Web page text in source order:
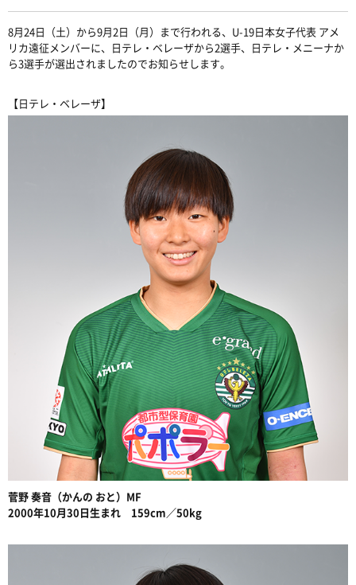
8月24日（土）から9月2日（月）まで行われる、U-19日本女子代表 アメ
リカ遠征メンバーに、日テレ・ベレーザから2選手、日テレ・メニーナか
ら3選手が選出されましたのでお知らせします。
【日テレ・ベレーザ】
菅野 奏音（かんの おと）MF
2000年10月30日生まれ 159cm／50kg